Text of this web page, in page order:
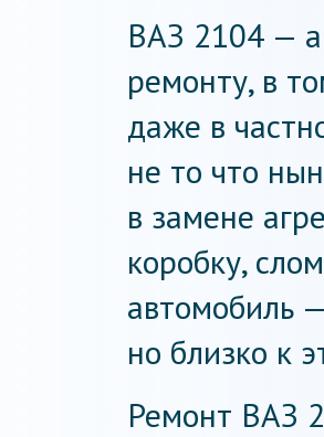
ВАЗ 2104 —
ремонту, в
даже в
не то что
в замене
коробку,
автомобиль
но близко к
Ремонт ВАЗ